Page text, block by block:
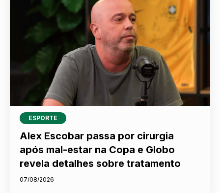
ESPORTE
Alex Escobar passa por cirurgia
após mal-estar na Copa e Globo
revela detalhes sobre tratamento
07/08/2026